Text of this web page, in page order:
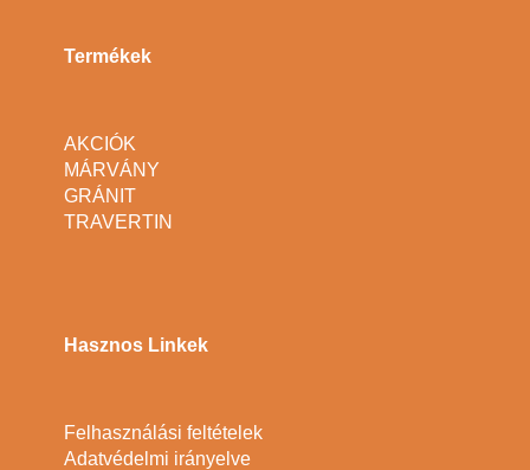
Termékek
AKCIÓK
MÁRVÁNY
GRÁNIT
TRAVERTIN
Hasznos Linkek
Felhasználási feltételek
Adatvédelmi irányelve